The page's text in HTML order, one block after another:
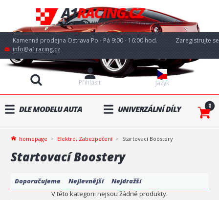
Kamenná prodejna Ostrava Po - Pá 9:00 - 16:00 hod.
info@a1racing.cz
Jazyk
Přihlásit
Zaregistrujte se
DLE MODELU AUTA UNIVERZÁLNÍ DÍLY 0
homepage Elektro, Zabezpečení Startovací Boostery
Startovací Boostery
Doporučujeme Nejlevnější
Nejdražší
V této kategorii nejsou žádné produkty.